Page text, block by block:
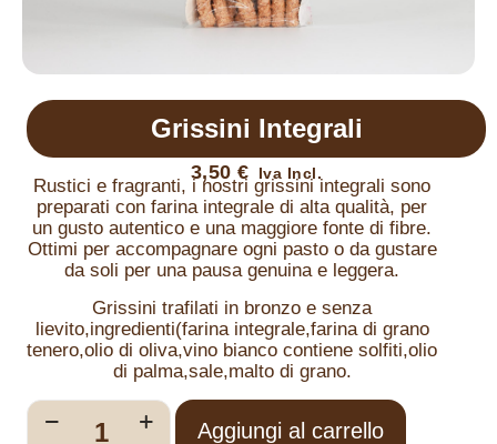
CONTATTI
Grissini Integrali
3,50€
Rustici e fragranti, i nostri grissini integrali sono
preparati con farina integrale di alta qualità, per
un gusto autentico e una maggiore fonte di fibre.
Ottimi per accompagnare ogni pasto o da gustare
da soli per una pausa genuina e leggera.
Grissini trafilati in bronzo e senza
lievito,ingredienti(farina integrale,farina di grano
tenero,olio di oliva,vino bianco contiene solfiti,olio
di palma,sale,malto di grano.
Aggiungi al carrello